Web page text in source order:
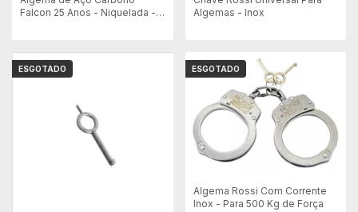
Falcon 25 Anos - Niquelada -
Algemas - Inox
ESGOTADO ESGOTADO
Algema Rossi Com Corrente
Inox - Para 500 Kg de Força